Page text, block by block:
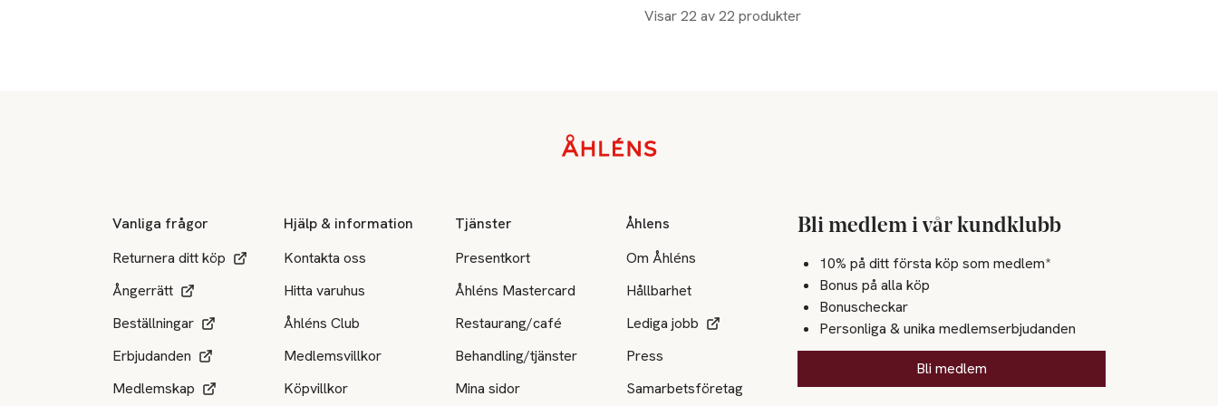
Visar 22 av 22 produkter
Vanliga frågor
Returnera ditt köp
Ångerrätt
Beställningar
Erbjudanden
Medlemskap
Hjälp & information
Kontakta oss
Hitta varuhus
Åhléns Club
Medlemsvillkor
Köpvillkor
Tjänster
Presentkort
Åhléns Mastercard
Restaurang/café
Behandling/tjänster
Mina sidor
Åhlens
Om Åhléns
Hållbarhet
Lediga jobb
Press
Samarbetsföretag
Bli medlem i vår kundklubb
10% på ditt första köp som medlem*
Bonus på alla köp
Bonuscheckar
Personliga & unika medlemserbjudanden
Bli medlem